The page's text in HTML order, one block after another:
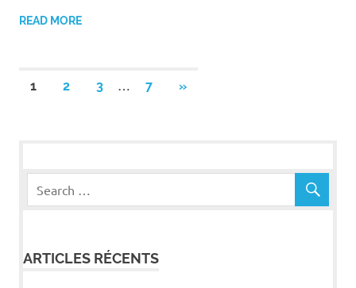
READ MORE
Pagination
1 2 3 … 7
NEXT
»
ARTICLES RÉCENTS